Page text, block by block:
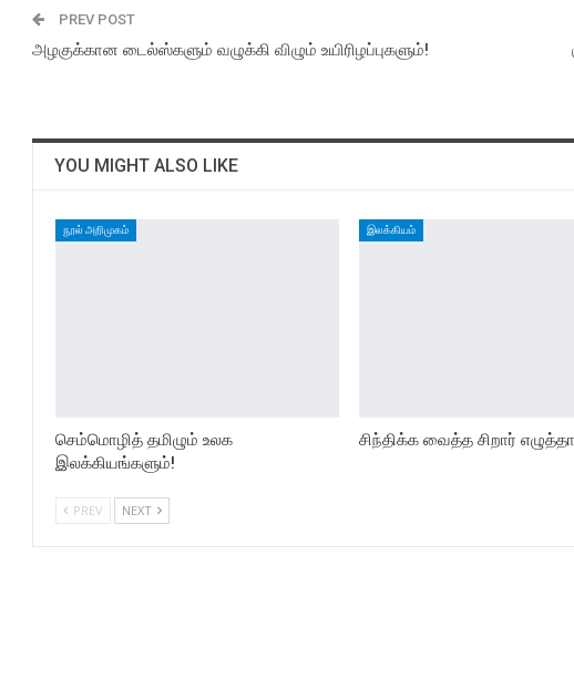
PREV POST
அழகுக்கான டைல்ஸ்களும் வழுக்கி விழும் உயிரிழப்புகளும்!
YOU MIGHT ALSO LIKE
நூல் அறிமுகம்
செம்மொழித் தமிழும் உலக
இலக்கியங்களும்!
இலக்கியம்
சிந்திக்க வைத்த சிறார்
PREV NEXT